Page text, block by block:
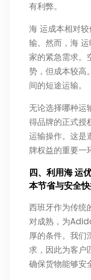
有利弊。
海 运成本相对
输。然而，海
家的紧急需求。
势，但成本较高
间的短途运输。
无论选择哪种运
得品牌的正式授
运输操作。这是
牌权益的重要一
四、利用海 运
本节省与安全
西班牙作为传统
对成熟，为
厚的条件。我们
求，因此为客户
确保货物能够安